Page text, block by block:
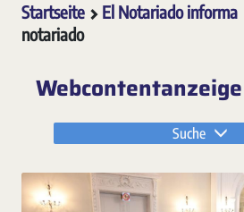
Startseite El Notariado informa
notariado
Webcontentanzeige
Suche